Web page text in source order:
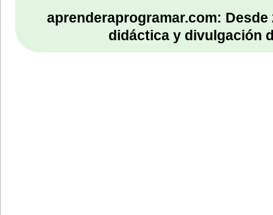
aprenderaprogramar.com:
didáctica y divulgación